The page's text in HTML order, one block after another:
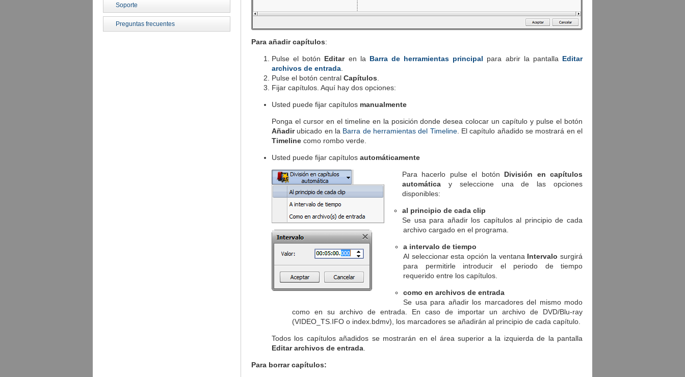
Para añadir capítulos:
Pulse el botón Editaren la Barra de herramientas principal para abrir la pantalla Editar
archivos de entrada
Pulse el botón central Capítulos
Fijar capítulos. Aquí hay dos opciones:
Usted puede fijar capítulos manualmente
Ponga el cursor en el timeline en la posición donde desea colocar un capítulo y pulse el botón
Añadirubicado en la Barra de herramientas del Timeline. El capítulo añadido se mostrará en el
Timeline como rombo verde.
Usted puede fijar capítulos automáticamente
Para hacerlo pulse el botón División en capítulos
automática y seleccione una de las opciones
disponibles:
al principio de cada clip
Se usa para añadir los capítulos al principio de cada
archivo cargado en el programa.
a intervalo de tiempo
Al seleccionar esta opción la ventana Intervalo surgirá
para permitirle introducir el periodo de tiempo
requerido entre los capítulos.
como en archivos de entrada
Se usa para añadir los marcadores del mismo modo
como en su archivo de entrada. En caso de importar un archivo de DVD/Blu-ray
(VIDEO_TS.IFO o index.bdmv), los marcadores se añadirán al principio de cada capítulo.
Todos los capítulos añadidos se mostrarán en el área superior a la izquierda de la pantalla
Editar archivos de entrada
Para borrar capítulos:
Soporte
Preguntas frecuentes